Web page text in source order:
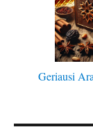
Geriausi